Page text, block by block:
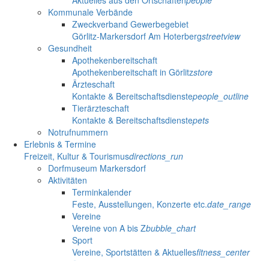
Kommunale Verbände
Zweckverband Gewerbegebiet
Görlitz-Markersdorf Am Hoterbergstreetview
Gesundheit
Apothekenbereitschaft
Apothekenbereitschaft in Görlitzstore
Ärzteschaft
Kontakte & Bereitschaftsdienstepeople_outline
Tierärzteschaft
Kontakte & Bereitschaftsdienstepets
Notrufnummern
Erlebnis & Termine
Freizeit, Kultur & Tourismusdirections_run
Dorfmuseum Markersdorf
Aktivitäten
Terminkalender
Feste, Ausstellungen, Konzerte etc.date_range
Vereine
Vereine von A bis Zbubble_chart
Sport
Vereine, Sportstätten & Aktuellesfitness_center